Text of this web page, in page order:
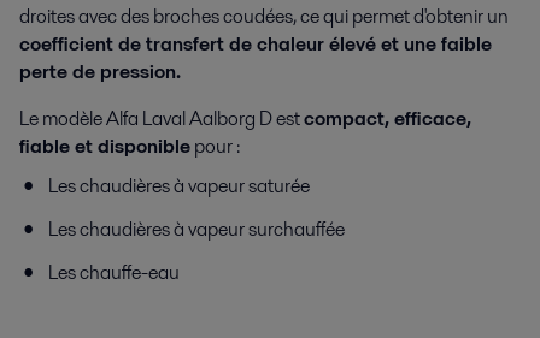
droites avec des broches coudées, ce qui permet d'obtenir un
coefficient de transfert de chaleur élevé et une faible
perte de pression.
Le modèle Alfa Laval Aalborg D estcompact, efficace,
fiable et disponiblepour :
Les chaudières à vapeur saturée
Les chaudières à vapeur surchauffée
Les chauffe-eau